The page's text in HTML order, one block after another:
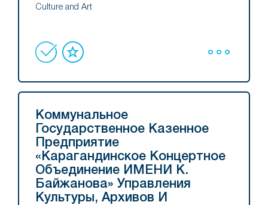
Culture and Art
Коммунальное
Государственное Казенное
Предприятие
«Карагандинское Концертное
Объединение ИМЕНИ К.
Байжанова» Управления
Культуры, Архивов И